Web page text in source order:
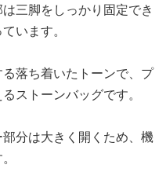
三脚をしっかり固定でき
います。
落ち着いたトーンで、プ
ストーンバッグです。
分は大きく開くため、機